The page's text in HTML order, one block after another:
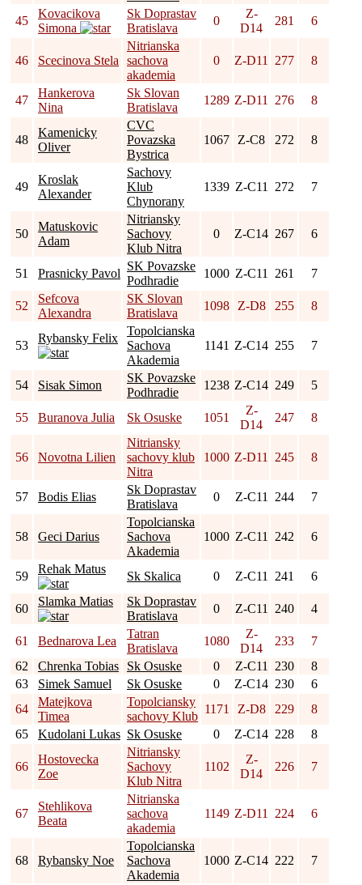
45
Kovacikova
Simona
Sk Doprastav
Bratislava
0
Z-
D14
281 6
46 Scecinova Stela
Nitrianska
sachova
akademia
0 Z-D11 277 8
47
Hankerova
Nina
Sk Slovan
Bratislava
1289 Z-D11 276 8
48
Kamenicky
Oliver
CVC
Povazska
Bystrica
1067 Z-C8 272 8
49
Kroslak
Alexander
Sachovy
Klub
Chynorany
1339 Z-C11 272 7
50
Matuskovic
Adam
Nitriansky
Sachovy
Klub Nitra
0 Z-C14 267 6
51 Prasnicky Pavol
SK Povazske
Podhradie
1000 Z-C11 261 7
52
Sefcova
Alexandra
SK Slovan
Bratislava
1098 Z-D8 255 8
53
Rybansky Felix
Topolcianska
Sachova
Akademia
1141 Z-C14 255 7
54 Sisak Simon
SK Povazske
Podhradie
1238 Z-C14 249 5
55 Buranova Julia Sk Osuske 1051
Z-
D14
247 8
56 Novotna Lilien
Nitriansky
sachovy klub
Nitra
1000 Z-D11 245 8
57 Bodis Elias
Sk Doprastav
Bratislava
0 Z-C11 244 7
58 Geci Darius
Topolcianska
Sachova
Akademia
1000 Z-C11 242 6
59
Rehak Matus
Sk Skalica 0 Z-C11 241 6
60
Slamka Matias
Sk Doprastav
Bratislava
0 Z-C11 240 4
61 Bednarova Lea
Tatran
Bratislava
1080
Z-
D14
233
7
62
Chrenka Tobias Sk Osuske 0 Z-C11 230
8
63
Simek Samuel Sk Osuske 0 Z-C14 230
6
64
Matejkova
Timea
Topolciansky
sachovy Klub
1171 Z-D8 229
8
65
Kudolani Lukas Sk Osuske 0 Z-C14 228 8
66
Hostovecka
Zoe
Nitriansky
Sachovy
Klub Nitra
1102
Z-
D14
226 7
67
Stehlikova
Beata
Nitrianska
sachova
akademia
1149 Z-D11 224 6
68 Rybansky Noe
Topolcianska
Sachova
Akademia
1000 Z-C14 222 7